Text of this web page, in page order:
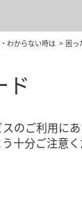
わからない時は 困っ
ド
のご利用に
十分ご注意